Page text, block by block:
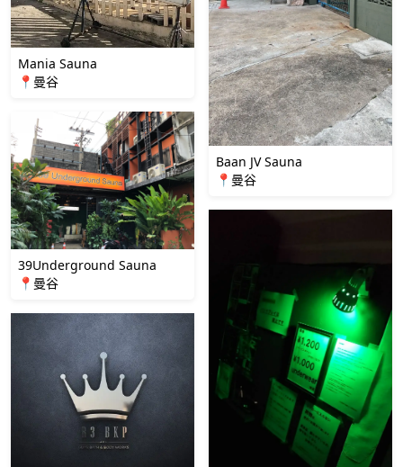
Mania Sauna
📍曼谷
39Underground Sauna
📍曼谷
Baan JV Sauna
📍曼谷